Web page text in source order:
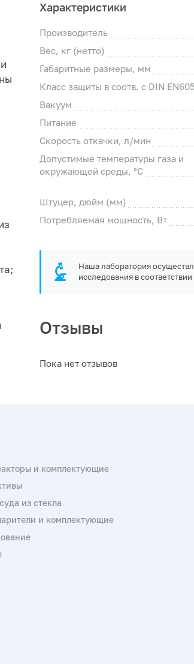
Характеристики
Производитель
Вес, кг (нетто)
Габаритные размеры, мм
Класс защиты в соотв. с DIN
Вакуум
Питание
Скорость откачки, л/мин
Допустимые температуры газа и
окружающей среды, °C
Штуцер, дюйм (мм)
Потребляемая мощность, Вт
Наша лаборатория
исследования в
Отзывы
Пока нет отзывов
и комплектующие
из стекла
и комплектующие